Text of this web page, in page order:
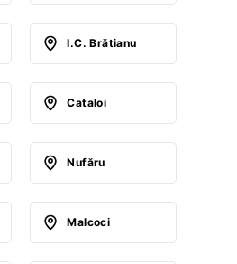
I.C. Brătianu
Cataloi
Nufăru
Malcoci